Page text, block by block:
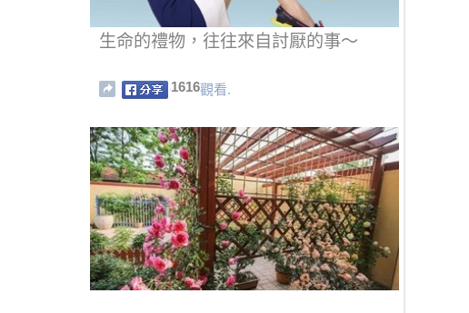
生命的禮物，往往來自討厭的事～
1616觀看.